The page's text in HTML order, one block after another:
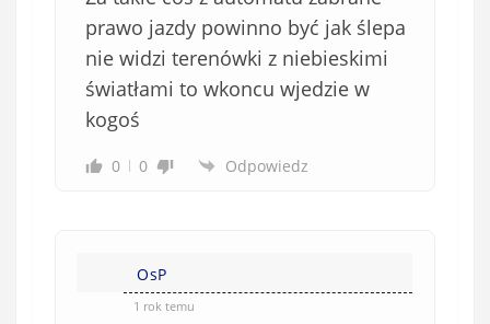
prawo jazdy powinno być jak ślepa
nie widzi terenówki z niebieskimi
światłami to wkoncu wjedzie w
kogoś
0 0 Odpowiedz
OsP
1 rok temu